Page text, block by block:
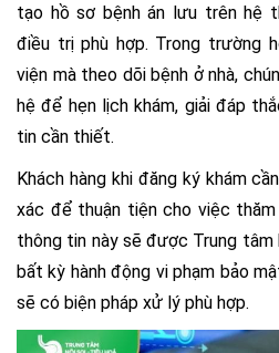
tạo hồ sơ bệnh án lưu trên hệ
điều trị phù hợp. Trong trường
viện mà theo dõi bệnh ở nhà,
hệ để hẹn lịch khám, giải đáp
tin cần thiết.
Khách hàng khi đăng ký khám
xác để thuận tiện cho việc
thông tin này sẽ được Trung
bất kỳ hành động vi phạm bảo
sẽ có biện pháp xử lý phù hợp.